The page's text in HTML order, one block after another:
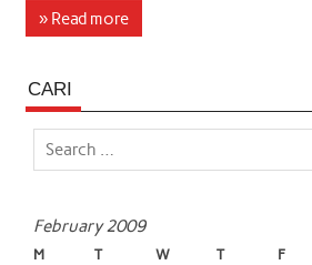
c
b
o
o
i
e
A
d
» Read more
CARI
February 2009
M T W T F